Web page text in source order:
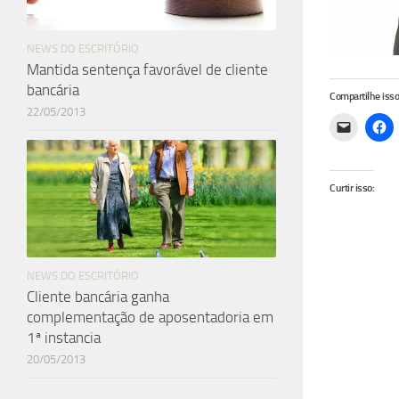
Compartilhe
Curtir isso:
NEWS DO ESCRITÓRIO
Mantida sentença favorável de cliente
bancária
22/05/2013
NEWS DO ESCRITÓRIO
Cliente bancária ganha
complementação de aposentadoria em
1ª instancia
20/05/2013